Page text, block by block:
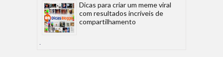
Dicas para criar um meme viral
com resultados incríveis de
compartilhamento